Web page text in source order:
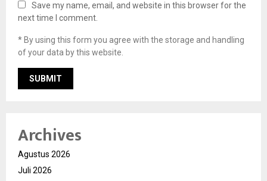
Save my name, email, and website in this browser for the
next time I comment.
* By using this form you agree with the storage and handling
of your data by this website.
Archives
Agustus 2026
Juli 2026